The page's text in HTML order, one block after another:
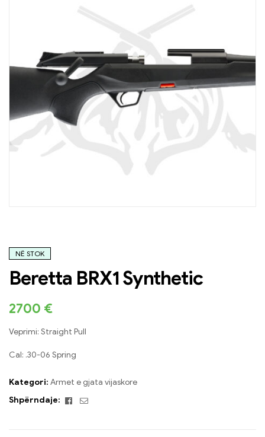
NË STOK
Beretta BRX1 Synthetic
2700 €
Veprimi: Straight Pull
Cal: .30-06 Spring
Kategori: Armet e gjata vijaskore
Shpërndaje:
Facebook
Email